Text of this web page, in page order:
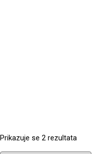
Prikazuje se 2 rezultata